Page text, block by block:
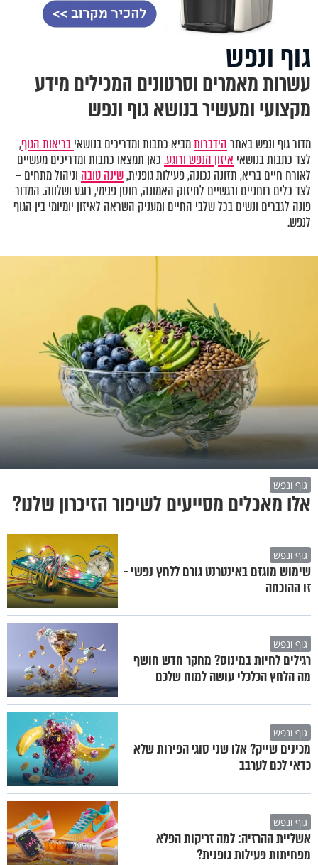
גוף ונפש
עשרות מאמרים וסרטונים המכילים מידע
מקצועי ומעשיר בנושא גוף ונפש
מדור גוף ונפש באתרהידברותמביא כתבות ומדריכים בנושאיבריאות הגוף,
לצד כתבות בנושאי איזון הנפש ורוגע.כאן תמצאו כתבות ומדריכים מעשיים
לאורח חיים בריא, תזונה נכונה, פעילות גופנית,שינה טובה וניהול מתחים –
לצד כלים רוחניים ורגשיים לחיזוק האמונה, חוסן פנימי, רוגע ושלווה. המדור
פונה לגברים ונשים בכל שלבי החיים ומעניק השראה לאיזון יומיומי בין הגוף
לנפש.
גוף ונפש
אלו מאכלים מסייעים לשיפור הזיכרון שלנו?
גוף ונפש
שימוש מוגזם באינטרנט גורם ללחץ נפשי -
זו ההוכחה
גוף ונפש
רגילים לחיות במינוס? מחקר חדש חושף
מה הלחץ הכלכלי עושה למוח שלכם
גוף ונפש
מכינים שייק? אלו שני סוגי הפירות שלא
כדאי לכם לערבב
גוף ונפש
אשליית ההרזיה: למה זריקות הפלא
מפחיתות פעילות גופנית?